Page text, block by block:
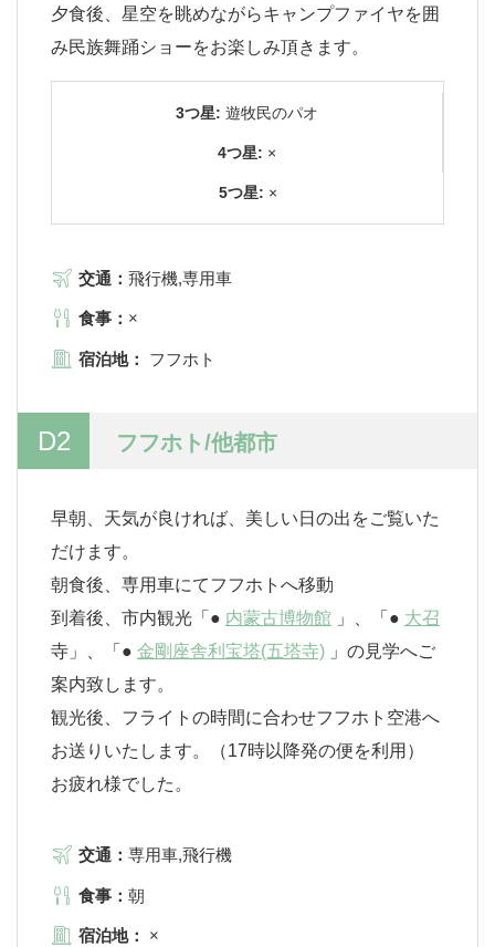
夕食後、星空を眺めながらキャンプファイヤを囲
み民族舞踊ショーをお楽しみ頂きます。
3つ星: 遊牧民のパオ
4つ星: ×
5つ星: ×
交通： 飛行機,専用車
食事： ×
宿泊地： フフホト
D2 フフホト/他都市
早朝、天気が良ければ、美しい日の出をご覧いた
だけます。
朝食後、専用車にてフフホトへ移動
到着後、市内観光「● 内蒙古博物館 」、「● 大召
寺」、「● 金剛座舎利宝塔(五塔寺) 」の見学へご
案内致します。
観光後、フライトの時間に合わせフフホト空港へ
お送りいたします。（17時以降発の便を利用）
お疲れ様でした。
交通： 専用車,飛行機
食事： 朝
宿泊地： ×